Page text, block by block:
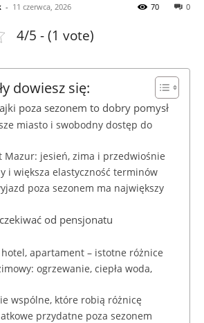
- 11 czerwca, 2026 0
70
4/5 - (1 vote)
dowiesz się:
poza sezonem to dobry pomysł
miasto i swobodny dostęp do
Mazur: jesień, zima i przedwiośnie
i większa elastyczność terminów
poza sezonem ma największy
od pensjonatu
hotel, apartament – istotne różnice
ogrzewanie, ciepła woda,
wspólne, które robią różnicę
przydatne poza sezonem